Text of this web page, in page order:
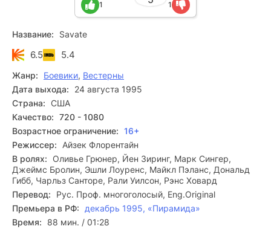
1 1
Название: Savate
6.5 5.4
Жанр: Боевики, Вестерны
Дата выхода:
24 августа 1995
Страна: США
Качество: 720 - 1080
Возрастное ограничение: 16+
Режиссер:
Айзек Флорентайн
В ролях: Оливье Грюнер, Йен Зиринг, Марк Сингер,
Джеймс Бролин, Эшли Лоуренс, Майкл Пэланс, Дональд
Гибб, Чарльз Санторе, Рали Уилсон, Рэнс Ховард
Перевод:
Рус. Проф. многоголосый, Eng.Original
Премьера в РФ:
декабрь 1995, «Пирамида»
Время:
88 мин. / 01:28